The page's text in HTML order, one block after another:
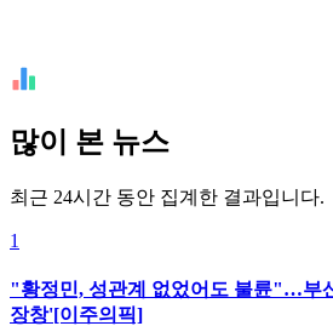
많이 본 뉴스
최근 24시간 동안 집계한 결과입니다.
1
"황정민, 성관계 없었어도 불륜"…부
장창'[이주의픽]